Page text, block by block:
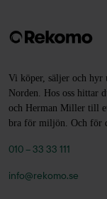
Vi köper, säljer och hyr
Norden. Hos oss hittar
och Herman Miller till
bra för miljön. Och för
010 – 33 33 111
info@rekomo.se